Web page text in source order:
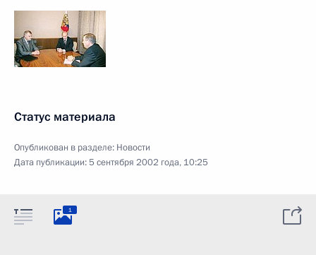
Статус материала
Опубликован в разделе: Новости
Дата публикации:5 сентября 2002 года, 10:25
1